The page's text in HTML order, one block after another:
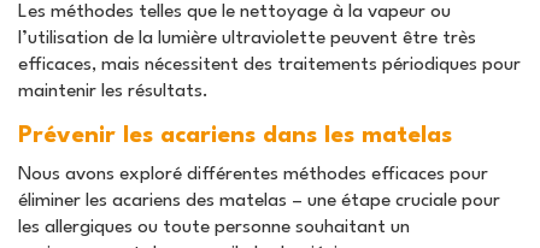
Les méthodes telles que le nettoyage à la vapeur ou
l’utilisation de la lumière ultraviolette peuvent être très
efficaces, mais nécessitent des traitements périodiques pour
maintenir les résultats.
Prévenir les acariens dans les matelas
Nous avons exploré différentes méthodes efficaces pour
éliminer les acariens des matelas – une étape cruciale pour
les allergiques ou toute personne souhaitant un